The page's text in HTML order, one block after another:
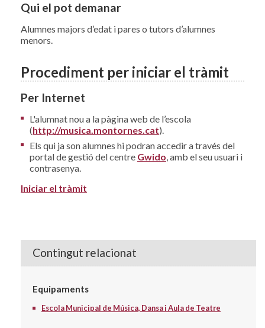
Qui el pot demanar
Alumnes majors d’edat i pares o tutors d’alumnes
menors.
Procediment per iniciar el tràmit
Per Internet
L'alumnat nou a la pàgina web de l’escola
(http://musica.montornes.cat).
Els qui ja son alumnes hi podran accedir a través del
portal de gestió del centre Gwido, amb el seu usuari i
contrasenya.
Iniciar el tràmit
Contingut relacionat
Equipaments
Escola Municipal de Música, Dansa i Aula de Teatre